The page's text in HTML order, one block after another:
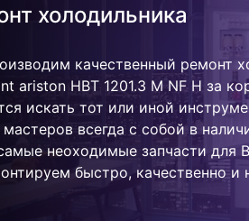
холодильника
качественный ремонт
ariston HBT 1201.3 M NF H за
искать тот или иной
всегда с собой в
неоходимые запчасти для
быстро, качественно и